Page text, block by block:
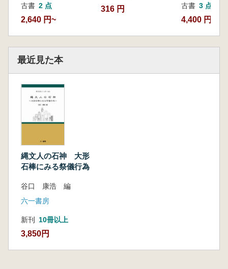
古書 2 点
2,640 円~
316 円 古書 3 点
4,400 円~
最近見た本
縄文人の石神 大形
石棒にみる祭儀行為
谷口 康浩 編
六一書房
新刊 10冊以上
3,850円